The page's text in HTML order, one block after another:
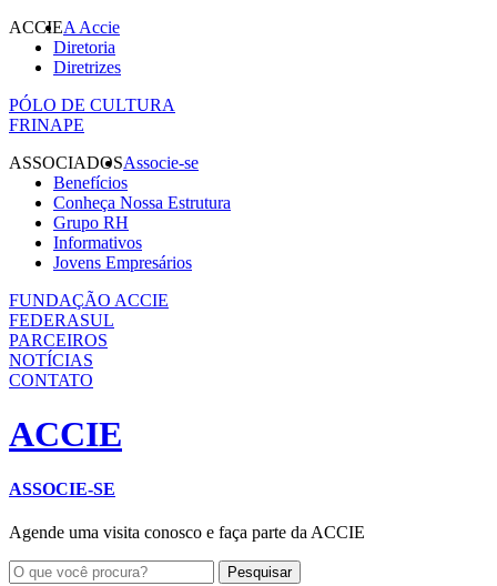
ACCIEA Accie
Diretoria
Diretrizes
PÓLO DE CULTURA
FRINAPE
ASSOCIADOSAssocie-se
Benefícios
Conheça Nossa Estrutura
Grupo RH
Informativos
Jovens Empresários
FUNDAÇÃO ACCIE
FEDERASUL
PARCEIROS
NOTÍCIAS
CONTATO
ACCIE
ASSOCIE-SE
Agende uma visita conosco e faça parte da ACCIE